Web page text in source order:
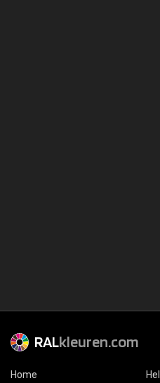
RALkleuren.com
Home